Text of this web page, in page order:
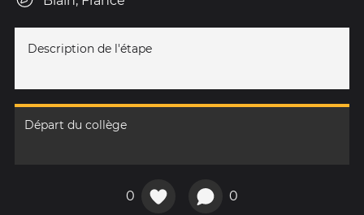
Description de l'étape
Départ du collège
0 0